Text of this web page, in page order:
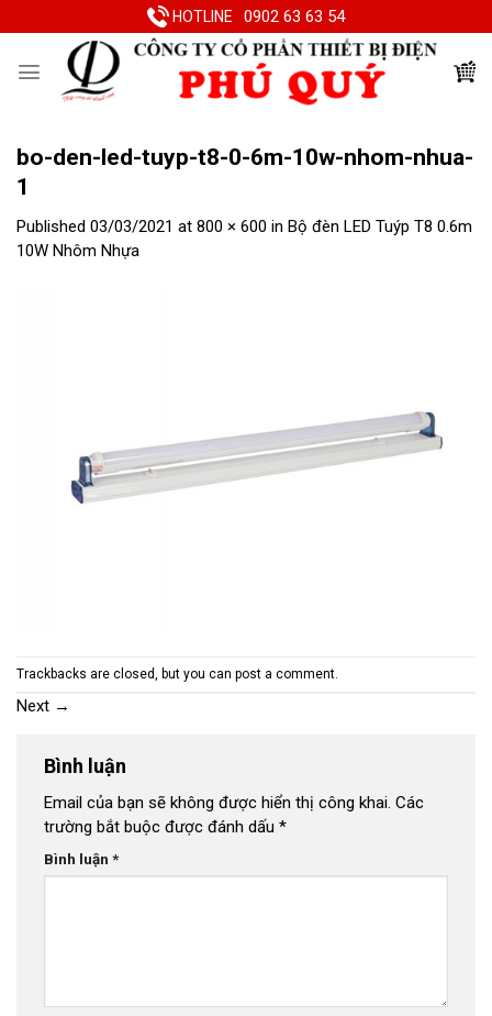
to
HOTLINE 0902 63 63 54
bo-den-led-tuyp-t8-0-6m-10w-nhom-nhua-
1
Published 03/03/2021 at 800 × 600 in Bộ đèn LED Tuýp T8 0.6m
10W Nhôm Nhựa
Trackbacks are closed, but you can post a comment.
Next →
Bình luận
Email của bạn sẽ không được hiển thị công khai. Các
trường bắt buộc được đánh dấu *
Bình luận *